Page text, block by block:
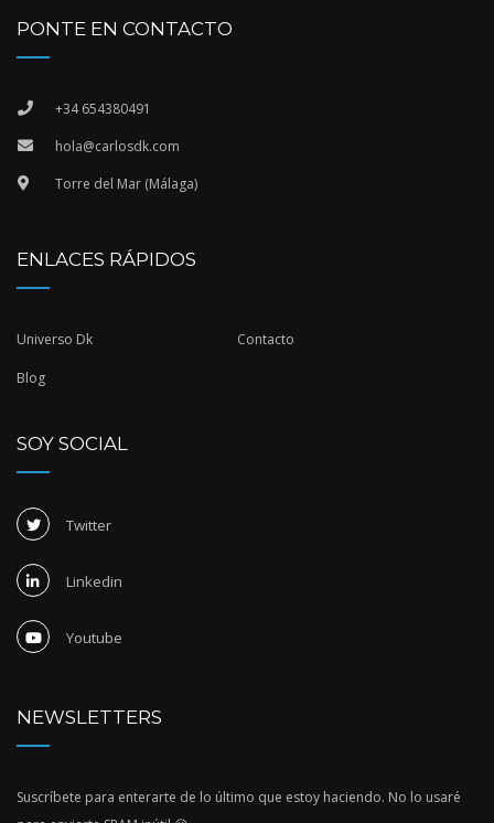
PONTE EN CONTACTO
+34 654380491
hola@carlosdk.com
Torre del Mar (Málaga)
ENLACES RÁPIDOS
Universo Dk Contacto
Blog
SOY SOCIAL
Twitter
Linkedin
Youtube
NEWSLETTERS
Suscríbete para enterarte de lo último que estoy haciendo. No lo usaré